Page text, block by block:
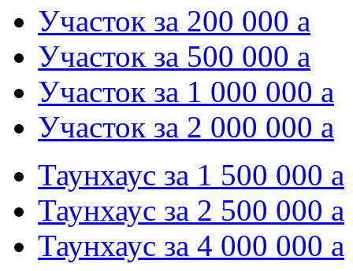
Участок за 200 000 a
Участок за 500 000 a
Участок за 1 000 000 a
Участок за 2 000 000 a
Таунхаус за 1 500 000 a
Таунхаус за 2 500 000 a
Таунхаус за 4 000 000 a